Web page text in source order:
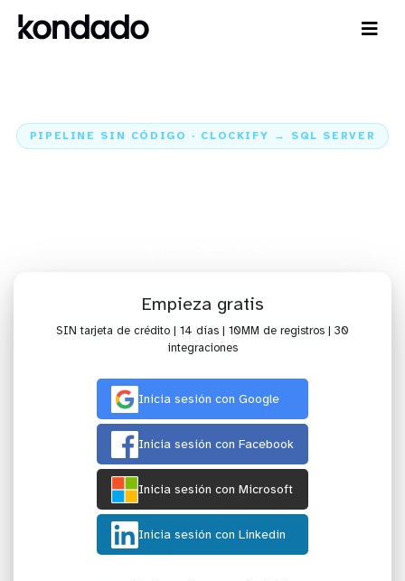
PIPELINE SIN CÓDIGO · CLOCKIFY → SQL SERVER
Empieza gratis
SIN tarjeta de crédito | 14 días | 10MM de registros | 30
integraciones
Inicia sesión con Google
Inicia sesión con Facebook
Inicia sesión con Microsoft
Inicia sesión con Linkedin